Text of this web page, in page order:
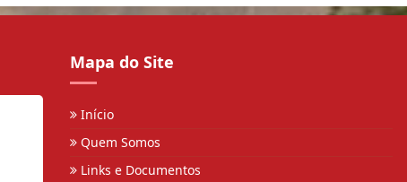
Mapa do Site
Início
Quem Somos
Links e Documentos